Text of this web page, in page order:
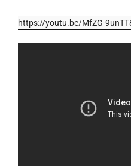
https://youtu.be/MfZG-